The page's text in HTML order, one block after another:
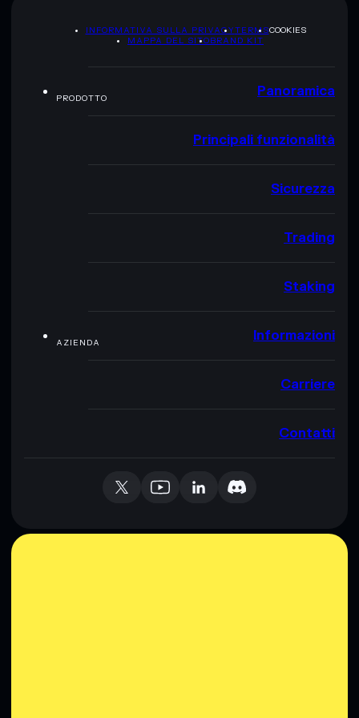
INFORMATIVA SULLA PRIVACYTERMSCOOKIES
MAPPA DEL SITOBRAND KIT
PRODOTTO Panoramica
Principali funzionalità
Sicurezza
Trading
Staking
AZIENDA Informazioni
Carriere
Contatti